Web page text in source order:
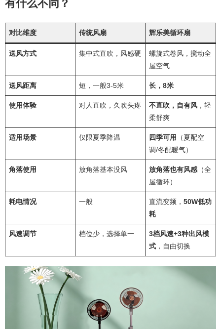
有什么不同？
对比维度 传统风扇 辉乐美循环扇
送风方式 集中式直吹，风感硬
螺旋式卷风，搅动全
屋空气
送风距离 短，一般3-5米 长，8米
使用体验 对人直吹，久吹头疼 不直吹，自有风 ，轻
柔舒爽
适用场景 仅限夏季降温 四季可用
（夏配空
调/冬配暖气）
角落使用 放角落基本没风 放角落也有风感 （全
屋循环）
耗电情况 一般 直流变频， 50W低功
耗
风速调节 档位少，选择单一
3档风速+3种出风模
式 ，自由切换